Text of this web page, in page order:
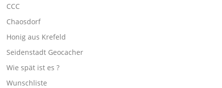
CCC
Chaosdorf
Honig aus Krefeld
Seidenstadt Geocacher
Wie spät ist es ?
Wunschliste